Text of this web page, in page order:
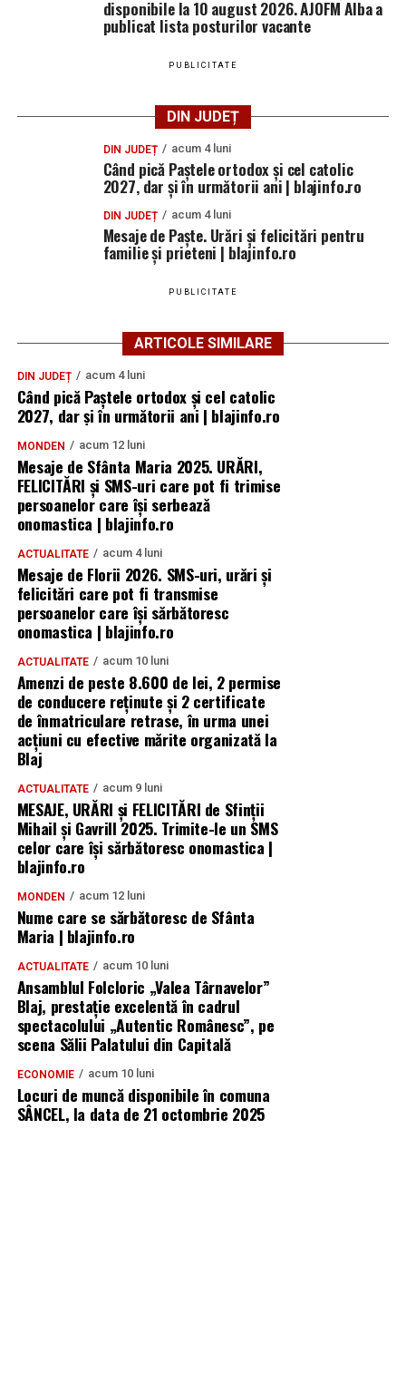
disponibile la 10 august 2026. AJOFM Alba a
publicat lista posturilor vacante
PUBLICITATE
DIN JUDEȚ
DIN JUDEȚ acum 4 luni
Când pică Paștele ortodox și cel catolic
2027, dar și în următorii ani | blajinfo.ro
DIN JUDEȚ acum 4 luni
Mesaje de Paște. Urări și felicitări pentru
familie și prieteni | blajinfo.ro
PUBLICITATE
ARTICOLE SIMILARE
DIN JUDEȚ acum 4 luni
Când pică Paștele ortodox și cel catolic
2027, dar și în următorii ani | blajinfo.ro
MONDEN acum 12 luni
Mesaje de Sfânta Maria 2025. URĂRI,
FELICITĂRI și SMS-uri care pot fi trimise
persoanelor care își serbează
onomastica | blajinfo.ro
ACTUALITATE acum 4 luni
Mesaje de Florii 2026. SMS-uri, urări și
felicitări care pot fi transmise
persoanelor care îşi sărbătoresc
onomastica | blajinfo.ro
ACTUALITATE acum 10 luni
Amenzi de peste 8.600 de lei, 2 permise
de conducere reținute și 2 certificate
de înmatriculare retrase, în urma unei
acțiuni cu efective mărite organizată la
Blaj
ACTUALITATE acum 9 luni
MESAJE, URĂRI și FELICITĂRI de Sfinții
Mihail și Gavrill 2025. Trimite-le un SMS
celor care își sărbătoresc onomastica |
blajinfo.ro
MONDEN acum 12 luni
Nume care se sărbătoresc de Sfânta
Maria | blajinfo.ro
ACTUALITATE acum 10 luni
Ansamblul Folcloric „Valea Târnavelor”
Blaj, prestație excelentă în cadrul
spectacolului „Autentic Românesc”, pe
scena Sălii Palatului din Capitală
ECONOMIE acum 10 luni
Locuri de muncă disponibile în comuna
SÂNCEL, la data de 21 octombrie 2025